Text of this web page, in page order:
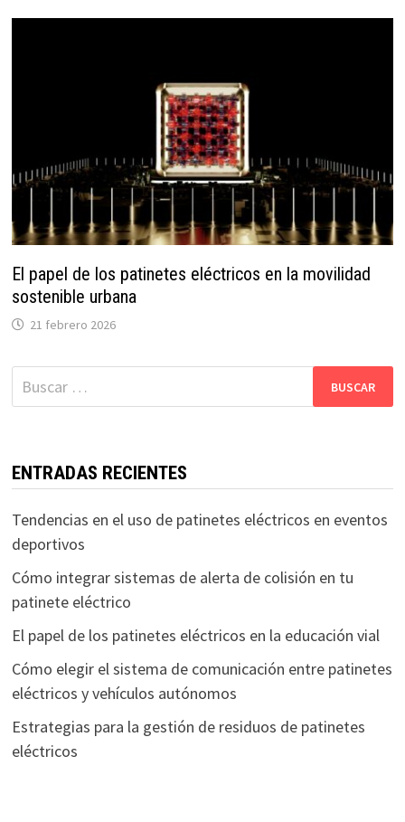
El papel de los patinetes eléctricos en la movilidad
sostenible urbana
21 febrero 2026
Buscar:
ENTRADAS RECIENTES
Tendencias en el uso de patinetes eléctricos en eventos
deportivos
Cómo integrar sistemas de alerta de colisión en tu
patinete eléctrico
El papel de los patinetes eléctricos en la educación vial
Cómo elegir el sistema de comunicación entre patinetes
eléctricos y vehículos autónomos
Estrategias para la gestión de residuos de patinetes
eléctricos